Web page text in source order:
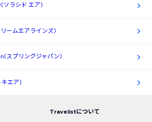
ソラシド エア)
ームエアラインズ)
スプリングジャパン)
キエア)
Travelistについて